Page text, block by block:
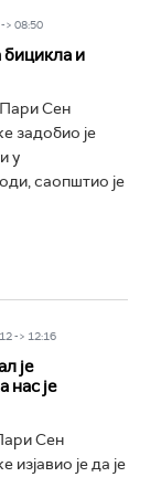
> 08:50
и
Сен
задобио је
у
саопштио је
-> 12:16
је
нас је
Сен
је да је